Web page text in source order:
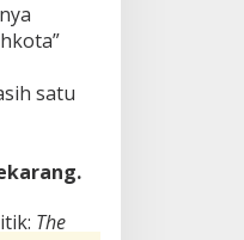
satu
The